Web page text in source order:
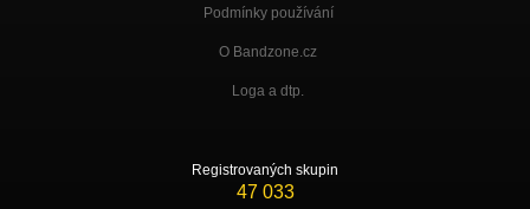
Podmínky používání
O Bandzone.cz
Loga a dtp.
Registrovaných skupin
47 033